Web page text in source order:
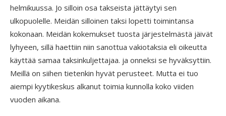
helmikuussa. Jo silloin osa takseista jättäytyi sen
ulkopuolelle. Meidän silloinen taksi lopetti toimintansa
kokonaan. Meidän kokemukset tuosta järjestelmästä jäivät
lyhyeen, sillä haettiin niin sanottua vakiotaksia eli oikeutta
käyttää samaa taksinkuljettajaa. ja onneksi se hyväksyttiin.
Meillä on siihen tietenkin hyvät perusteet. Mutta ei tuo
aiempi kyytikeskus alkanut toimia kunnolla koko viiden
vuoden aikana.